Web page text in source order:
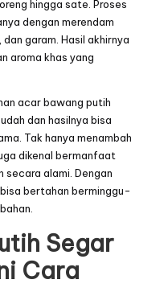
hingga sate. Proses
dengan merendam
garam. Hasil akhirnya
aroma khas yang
acar bawang putih
dan hasilnya bisa
Tak hanya menambah
dikenal bermanfaat
secara alami. Dengan
bertahan berminggu-
Segar
Cara